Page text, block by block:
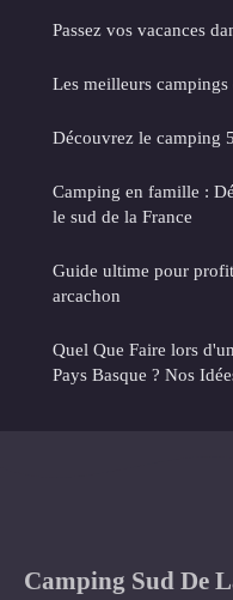
Passez vos vacances
Les meilleurs
Découvrez le camping
Camping en famille :
le sud de la France
Guide ultime pour
arcachon
Quel Que Faire lors
Pays Basque ? Nos
Camping Sud De